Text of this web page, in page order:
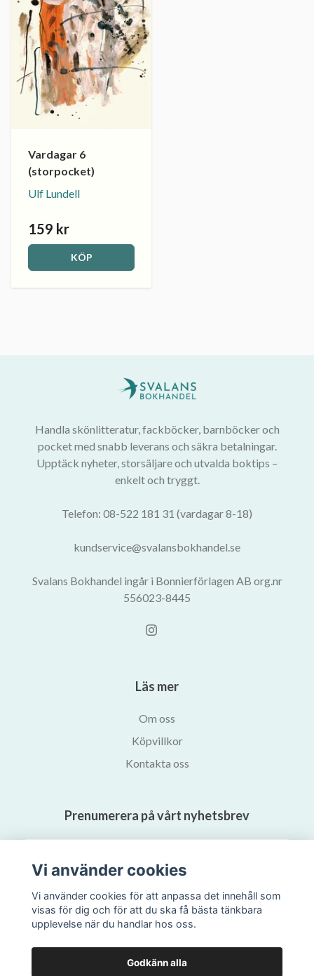
Vardagar 6
(storpocket)
Ulf Lundell
159 kr
KÖP
Handla skönlitteratur, fackböcker, barnböcker och
pocket med snabb leverans och säkra betalningar.
Upptäck nyheter, storsäljare och utvalda boktips –
enkelt och tryggt.
Telefon: 08-522 181 31 (vardagar 8-18)
kundservice@svalansbokhandel.se
Svalans Bokhandel ingår i Bonnierförlagen AB org.nr
556023-8445
Läs mer
Om oss
Köpvillkor
Kontakta oss
Prenumerera på vårt nyhetsbrev
Vi använder cookies
Vi använder cookies för att anpassa det innehåll som
visas för dig och för att du ska få bästa tänkbara
upplevelse när du handlar hos oss.
Godkänn alla